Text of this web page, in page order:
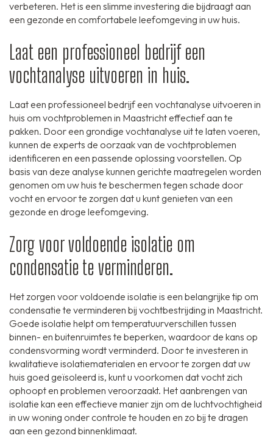
verbeteren. Het is een slimme investering die bijdraagt aan
een gezonde en comfortabele leefomgeving in uw huis.
Laat een professioneel bedrijf een
vochtanalyse uitvoeren in huis.
Laat een professioneel bedrijf een vochtanalyse uitvoeren in
huis om vochtproblemen in Maastricht effectief aan te
pakken. Door een grondige vochtanalyse uit te laten voeren,
kunnen de experts de oorzaak van de vochtproblemen
identificeren en een passende oplossing voorstellen. Op
basis van deze analyse kunnen gerichte maatregelen worden
genomen om uw huis te beschermen tegen schade door
vocht en ervoor te zorgen dat u kunt genieten van een
gezonde en droge leefomgeving.
Zorg voor voldoende isolatie om
condensatie te verminderen.
Het zorgen voor voldoende isolatie is een belangrijke tip om
condensatie te verminderen bij vochtbestrijding in Maastricht.
Goede isolatie helpt om temperatuurverschillen tussen
binnen- en buitenruimtes te beperken, waardoor de kans op
condensvorming wordt verminderd. Door te investeren in
kwalitatieve isolatiematerialen en ervoor te zorgen dat uw
huis goed geïsoleerd is, kunt u voorkomen dat vocht zich
ophoopt en problemen veroorzaakt. Het aanbrengen van
isolatie kan een effectieve manier zijn om de luchtvochtigheid
in uw woning onder controle te houden en zo bij te dragen
aan een gezond binnenklimaat.